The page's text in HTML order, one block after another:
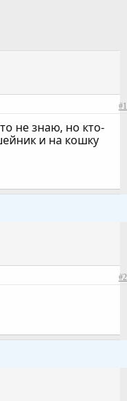
#1
не знаю, но кто-
и на кошку
#2